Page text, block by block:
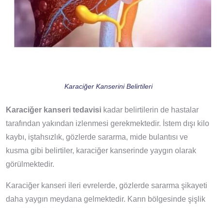
Karaciğer Kanserini Belirtileri
Karaciğer kanseri tedavisi kadar belirtilerin de hastalar
tarafından yakından izlenmesi gerekmektedir. İstem dışı kilo
kaybı, iştahsızlık, gözlerde sararma, mide bulantısı ve
kusma gibi belirtiler, karaciğer kanserinde yaygın olarak
görülmektedir.
Karaciğer kanseri ileri evrelerde, gözlerde sararma şikayeti
daha yaygın meydana gelmektedir. Karın bölgesinde şişlik